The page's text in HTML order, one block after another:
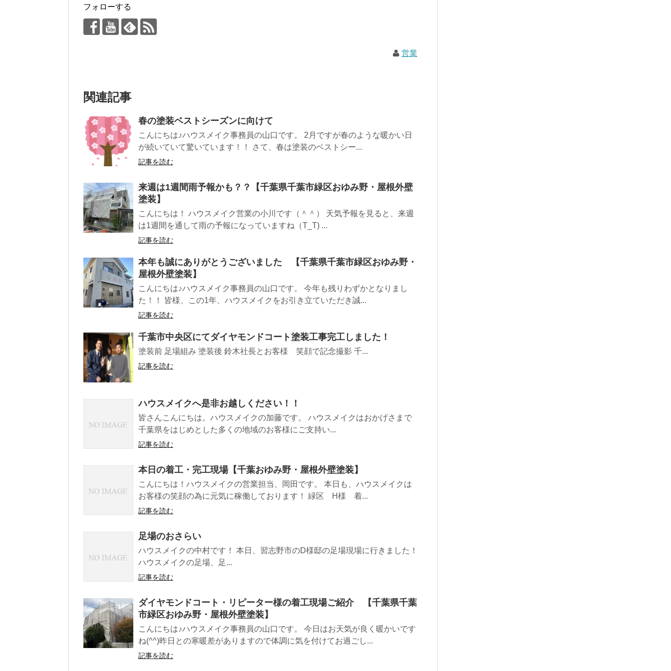
フォローする
営業
関連記事
春の塗装ベストシーズンに向けて
こんにちは♪ハウスメイク事務員の山口です。 2月ですが春のような暖かい日
が続いていて驚いています！！ さて、春は塗装のベストシー...
記事を読む
来週は1週間雨予報かも？？【千葉県千葉市緑区おゆみ野・屋根外壁
塗装】
こんにちは！ ハウスメイク営業の小川です（＾＾） 天気予報を見ると、来週
は1週間を通して雨の予報になっていますね（T_T) ...
記事を読む
本年も誠にありがとうございました 【千葉県千葉市緑区おゆみ野・
屋根外壁塗装】
こんにちは♪ハウスメイク事務員の山口です。 今年も残りわずかとなりまし
た！！ 皆様、この1年、ハウスメイクをお引き立ていただき誠...
記事を読む
千葉市中央区にてダイヤモンドコート塗装工事完工しました！
塗装前 足場組み 塗装後 鈴木社長とお客様 笑顔で記念撮影 千...
記事を読む
ハウスメイクへ是非お越しください！！
皆さんこんにちは。ハウスメイクの加藤です。 ハウスメイクはおかげさまで
千葉県をはじめとした多くの地域のお客様にご支持い...
記事を読む
本日の着工・完工現場【千葉おゆみ野・屋根外壁塗装】
こんにちは！ハウスメイクの営業担当、岡田です。 本日も、ハウスメイクは
お客様の笑顔の為に元気に稼働しております！ 緑区 H様 着...
記事を読む
足場のおさらい
ハウスメイクの中村です！ 本日、習志野市のD様邸の足場現場に行きました！
ハウスメイクの足場、足...
記事を読む
ダイヤモンドコート・リピーター様の着工現場ご紹介 【千葉県千葉
市緑区おゆみ野・屋根外壁塗装】
こんにちは♪ハウスメイク事務員の山口です。 今日はお天気が良く暖かいです
ね(^^)昨日との寒暖差がありますので体調に気を付けてお過ごし...
記事を読む